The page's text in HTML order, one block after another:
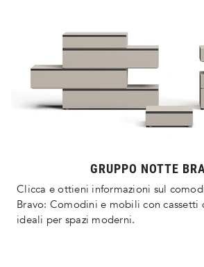
GRUPPO NOTTE
Clicca e ottieni informazioni sul
Bravo: Comodini e mobili con cassetti
ideali per spazi moderni.